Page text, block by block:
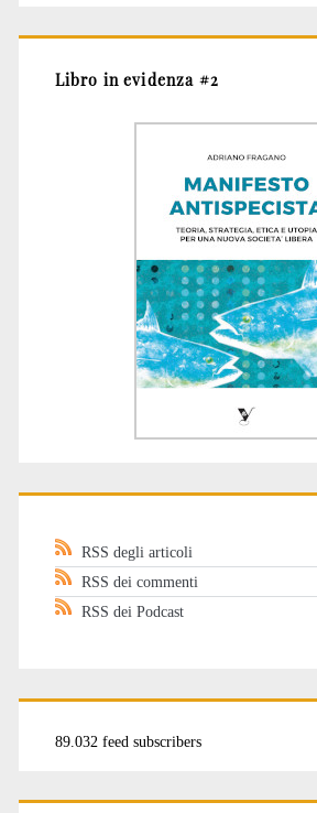
Libro in evidenza #2
RSS degli articoli
RSS dei commenti
RSS dei Podcast
89.032 feed subscribers